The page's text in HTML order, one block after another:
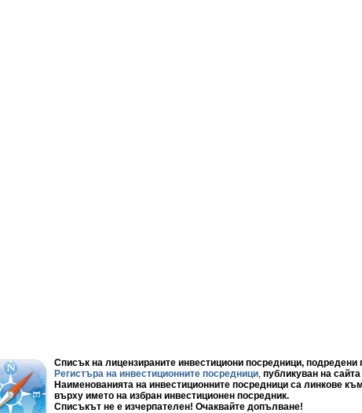
Списък на лицензираните инвестициони посредници, подредени
Регистъра на инвестиционните посредници, публикуван на
Наименованията на инвестиционните посредници са линкове
върху името на избран инвестиционен посредник.
Списъкът не е изчерпателен! Очаквайте допълване!